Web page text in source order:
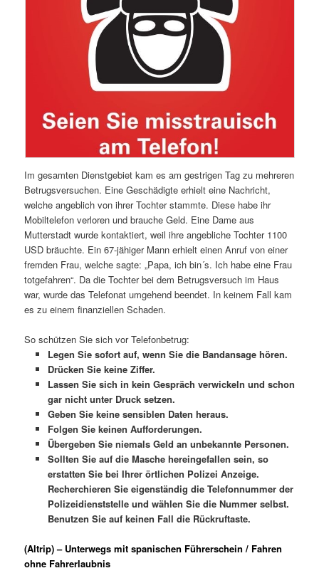
Im gesamten Dienstgebiet kam es am gestrigen Tag zu mehreren
Betrugsversuchen. Eine Geschädigte erhielt eine Nachricht,
welche angeblich von ihrer Tochter stammte. Diese habe ihr
Mobiltelefon verloren und brauche Geld. Eine Dame aus
Mutterstadt wurde kontaktiert, weil ihre angebliche Tochter 1100
USD bräuchte. Ein 67-jähiger Mann erhielt einen Anruf von einer
fremden Frau, welche sagte: „Papa, ich bin´s. Ich habe eine Frau
totgefahren“. Da die Tochter bei dem Betrugsversuch im Haus
war, wurde das Telefonat umgehend beendet. In keinem Fall kam
es zu einem finanziellen Schaden.
So schützen Sie sich vor Telefonbetrug:
Legen Sie sofort auf, wenn Sie die Bandansage hören.
Drücken Sie keine Ziffer.
Lassen Sie sich in kein Gespräch verwickeln und schon
gar nicht unter Druck setzen.
Geben Sie keine sensiblen Daten heraus.
Folgen Sie keinen Aufforderungen.
Übergeben Sie niemals Geld an unbekannte Personen.
Sollten Sie auf die Masche hereingefallen sein, so
erstatten Sie bei Ihrer örtlichen Polizei Anzeige.
Recherchieren Sie eigenständig die Telefonnummer der
Polizeidienststelle und wählen Sie die Nummer selbst.
Benutzen Sie auf keinen Fall die Rückruftaste.
(Altrip) – Unterwegs mit spanischen Führerschein / Fahren
ohne Fahrerlaubnis